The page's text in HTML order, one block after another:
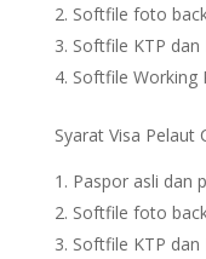
Softfile foto
Softfile KTP dan
Softfile Working
Syarat Visa Pelaut
Paspor asli dan
Softfile foto
Softfile KTP dan